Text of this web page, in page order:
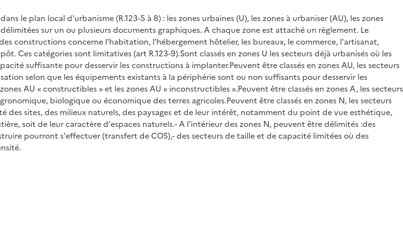
le plan local d'urbanisme (R.123-5 à 8) : les zones urbaines (U), les zones à urbaniser (AU), les zones
sur un ou plusieurs documents graphiques. A chaque zone est attaché un règlement. Le
constructions concerne l'habitation, l'hébergement hôtelier, les bureaux, le commerce, l'artisanat,
catégories sont limitatives (art R.123-9).Sont classés en zones U les secteurs déjà urbanisés où les
suffisante pour desservir les constructions à implanter.Peuvent être classés en zones AU, les secteurs
selon que les équipements existants à la périphérie sont ou non suffisants pour desservir les
AU « constructibles » et les zones AU « inconstructibles ».Peuvent être classés en zones A, les secteurs
biologique ou économique des terres agricoles.Peuvent être classés en zones N, les secteurs
des sites, des milieux naturels, des paysages et de leur intérêt, notamment du point de vue esthétique,
soit de leur caractère d'espaces naturels.- A l'intérieur des zones N, peuvent être délimités :des
pourront s'effectuer (transfert de COS),- des secteurs de taille et de capacité limitées où des